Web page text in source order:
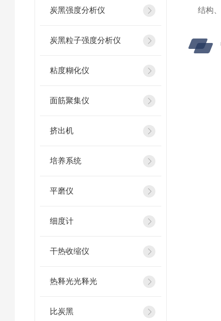
炭黑强度分析仪
炭黑粒子强度分析仪
粘度糊化仪
面筋聚集仪
挤出机
培养系统
平磨仪
细度计
干热收缩仪
热释光光释光
比炭黑
结构